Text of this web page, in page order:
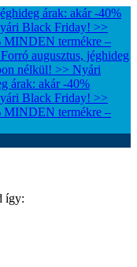
árak: akár -40%
Black Friday! >>
MINDEN termékre –
augusztus, jéghideg
nélkül! >> Nyári
árak: akár -40%
Black Friday! >>
MINDEN termékre –
így: